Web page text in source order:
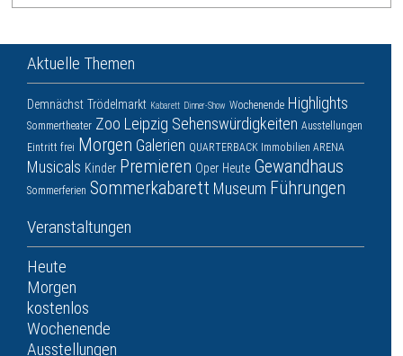
Aktuelle Themen
Demnächst Trödelmarkt Kabarett Dinner-Show Wochenende Highlights
Sommertheater Zoo Leipzig Sehenswürdigkeiten Ausstellungen
Eintritt frei Morgen Galerien QUARTERBACK Immobilien ARENA
Musicals Kinder Premieren Oper Heute Gewandhaus
Sommerferien Sommerkabarett Museum Führungen
Veranstaltungen
Heute
Morgen
kostenlos
Wochenende
Ausstellungen